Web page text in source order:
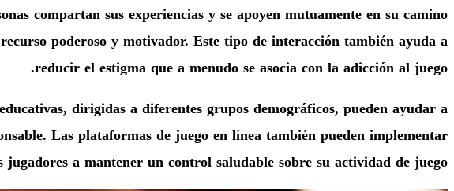
compartan sus experiencias y se apoyen mutuamente en su camino
poderoso y motivador. Este tipo de interacción también ayuda a
reducir el estigma que a menudo se asocia con la adicción al juego.
dirigidas a diferentes grupos demográficos, pueden ayudar a
Las plataformas de juego en línea también pueden implementar
a mantener un control saludable sobre su actividad de juego.